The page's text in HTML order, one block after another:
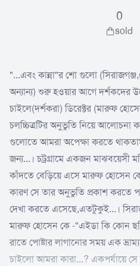
0
sold
"...এবং কান্না"র শো গুলো
অন্যান্য) শুরু হওয়ার আগে দর্শকদের
চাইলে(দর্শকরা) ডিরেক্টর (মারুফ
চলচ্চিত্রটির অনুভুতি নিয়ে আলোচনা
গুলোতে আমরা অপেক্ষা করতে
জন্য...। চট্রগ্রামে একজন মাঝবয়েসী
কাঁদতে বেড়িয়ে এসে মারুফ হোসেন
কারণ সে তার অনুভুতি প্রকাশ করতে
দেখা করতে এসেছে,এতটুকুই...।
মারুফ হোসেন কে -"এইডা কি কোন
রাতে পোষ্টার লাগানোর সময় এক
চাইলো আমরা কারা...? একপর্যায়ে